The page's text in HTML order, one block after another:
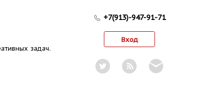
задач.
+7(913)-947-91-71
Вход